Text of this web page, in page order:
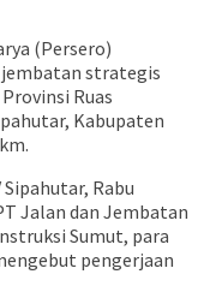
(Persero)
strategis
Ruas
Kabupaten
Rabu
Jalan dan Jembatan
Sumut, para
pengerjaan